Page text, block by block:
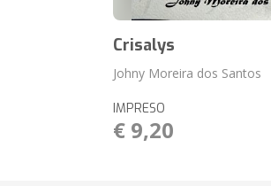
Crisalys
Johny Moreira dos Santos
IMPRESO
€ 9,20